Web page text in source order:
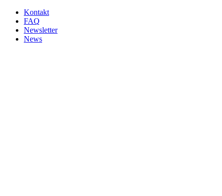
Kontakt
FAQ
Newsletter
News